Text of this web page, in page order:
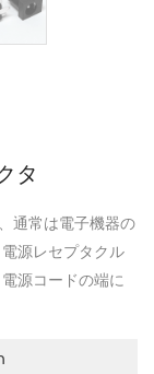
タ
通常は電子機器の
源レセプタクル
源コードの端に